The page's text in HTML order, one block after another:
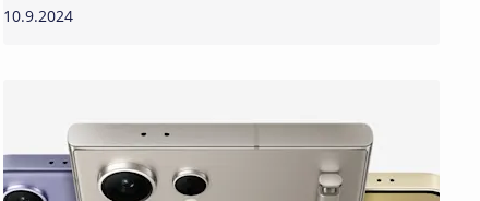
10.9.2024